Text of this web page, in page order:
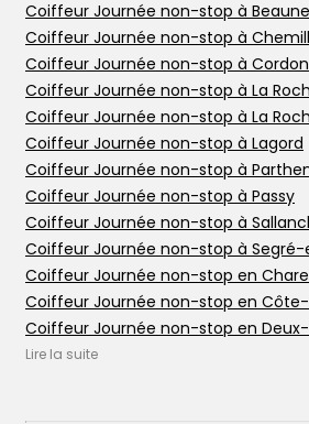
Trouver votre coiffeur
L’application
Ajouter votre salon
Coiffeur Journée non-stop à Beaune
Coiffeur Journée non-stop à
Coiffeur Journée non-stop à Cordon
Coiffeur Journée non-stop à La
Coiffeur Journée non-stop à La
Coiffeur Journée non-stop à Lagord
Coiffeur Journée non-stop à
Coiffeur Journée non-stop à Passy
Coiffeur Journée non-stop à
Coiffeur Journée non-stop à Segré-
Coiffeur Journée non-stop en
Coiffeur Journée non-stop en
Coiffeur Journée non-stop en Deux-
Coiffeur Journée non-stop en Haute-
Lire la suite